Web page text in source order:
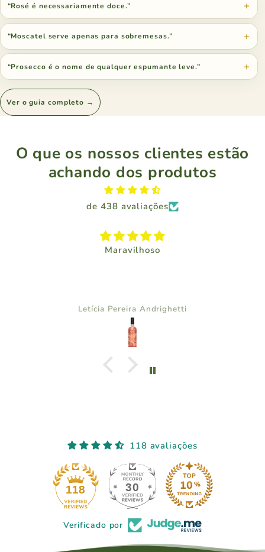
“Rosé é necessariamente doce.”
“Moscatel serve apenas para sobremesas.”
“Prosecco é o nome de qualquer espumante leve.”
Ver o guia completo →
O que os nossos clientes estão
achando dos produtos
de 438 avaliações
Maravilhoso
Letícia Pereira Andrighetti
118 avaliações
118 30
Verificado por